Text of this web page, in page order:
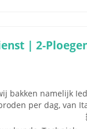
| 2-
bakken namelijk
per dag, van